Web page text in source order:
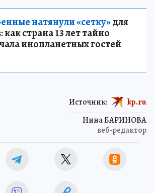
натянули «сетку»для
страна 13 лет тайно
инопланетных гостей
Нина БАРИНОВА
веб-редактор
Источник: kp.ru